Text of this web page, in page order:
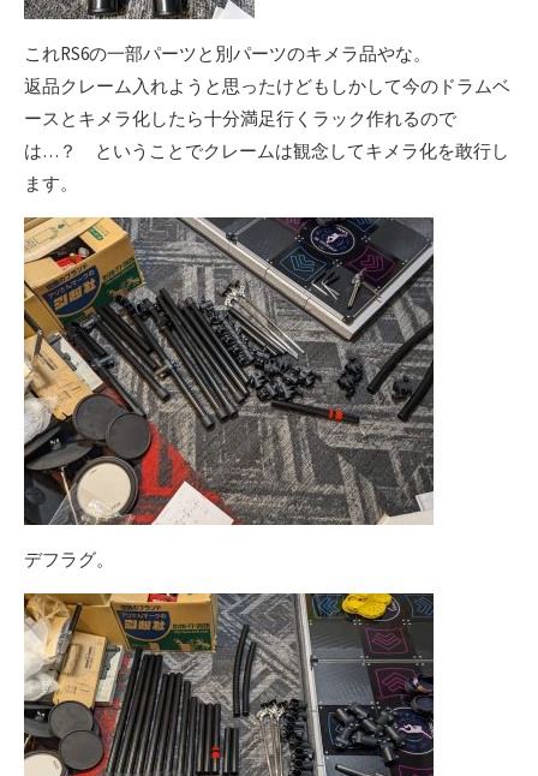
これRS6の一部パーツと別パーツのキメラ品やな。
返品クレーム入れようと思ったけどもしかして今のドラムベ
ースとキメラ化したら十分満足行くラック作れるので
は…？ ということでクレームは観念してキメラ化を敢行し
ます。
デフラグ。